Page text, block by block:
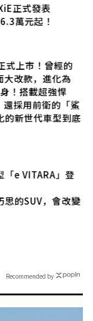
正式發表
萬元起！
上市！曾經的
大改款，進化為
！搭載超強悍
還採用前衛的「鯊
的新世代車型到底
e VITARA」登
的SUV，會改變
Recommended by